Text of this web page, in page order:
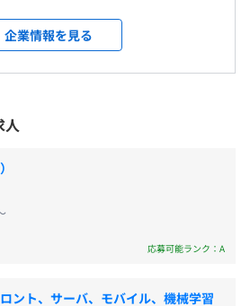
説明いたします。
社費で購入可能
人事評価により決定
を加速させる。」 日本にお
産性停滞という国家的課題に対
企業の成長プラットフォーム
うとしております。 私たち
業の「成長」を支えるプラッ
下の4つの主要サービスを展開
：学生向け就職支援サービス
向け転職支援サービス ・paiza
ラミング学習サービス 2013年に
経て独立、第2創業期を迎えて
企業情報を見る
人
応募可能ランク：A
ント、サーバ、モバイル、機械学習